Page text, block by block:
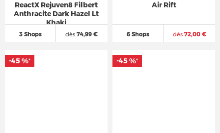
ReactX Rejuven8 Filbert
Anthracite Dark Hazel Lt
Khaki
3 Shops dès 74,99 €
Air Rift
6 Shops dès72,00 €
-45 %* -45 %*